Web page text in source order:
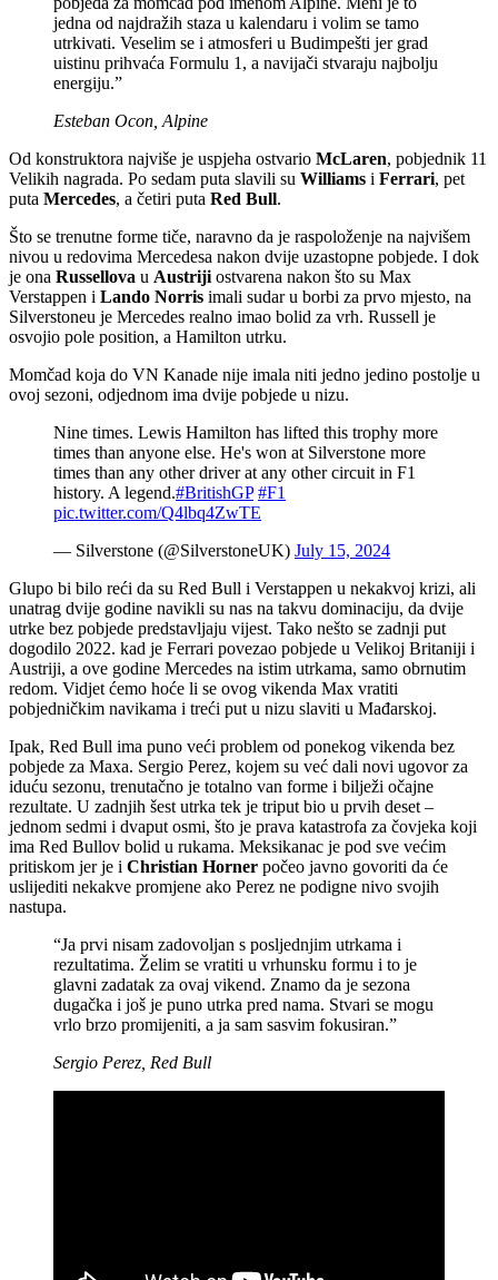
jedna od najdražih staza u kalendaru i volim se tamo
utrkivati. Veselim se i atmosferi u Budimpešti jer grad
uistinu prihvaća Formulu 1, a navijači stvaraju najbolju
energiju.”
Esteban Ocon, Alpine
Od konstruktora najviše je uspjeha ostvario McLaren, pobjednik 11
Velikih nagrada. Po sedam puta slavili su Williams i Ferrari, pet
puta Mercedes, a četiri puta Red Bull.
Što se trenutne forme tiče, naravno da je raspoloženje na najvišem
nivou u redovima Mercedesa nakon dvije uzastopne pobjede. I dok
je ona Russellova u Austriji ostvarena nakon što su Max
Verstappen i Lando Norris imali sudar u borbi za prvo mjesto, na
Silverstoneu je Mercedes realno imao bolid za vrh. Russell je
osvojio pole position, a Hamilton utrku.
Momčad koja do VN Kanade nije imala niti jedno jedino postolje u
ovoj sezoni, odjednom ima dvije pobjede u nizu.
Nine times. Lewis Hamilton has lifted this trophy more
times than anyone else. He's won at Silverstone more
times than any other driver at any other circuit in F1
history. A legend.#BritishGP #F1
pic.twitter.com/Q4lbq4ZwTE
— Silverstone (@SilverstoneUK) July 15, 2024
Glupo bi bilo reći da su Red Bull i Verstappen u nekakvoj krizi, ali
unatrag dvije godine navikli su nas na takvu dominaciju, da dvije
utrke bez pobjede predstavljaju vijest. Tako nešto se zadnji put
dogodilo 2022. kad je Ferrari povezao pobjede u Velikoj Britaniji i
Austriji, a ove godine Mercedes na istim utrkama, samo obrnutim
redom. Vidjet ćemo hoće li se ovog vikenda Max vratiti
pobjedničkim navikama i treći put u nizu slaviti u Mađarskoj.
Ipak, Red Bull ima puno veći problem od ponekog vikenda bez
pobjede za Maxa. Sergio Perez, kojem su već dali novi ugovor za
iduću sezonu, trenutačno je totalno van forme i bilježi očajne
rezultate. U zadnjih šest utrka tek je triput bio u prvih deset –
jednom sedmi i dvaput osmi, što je prava katastrofa za čovjeka koji
ima Red Bullov bolid u rukama. Meksikanac je pod sve većim
pritiskom jer je i Christian Horner počeo javno govoriti da će
uslijediti nekakve promjene ako Perez ne podigne nivo svojih
nastupa.
“Ja prvi nisam zadovoljan s posljednjim utrkama i
rezultatima. Želim se vratiti u vrhunsku formu i to je
glavni zadatak za ovaj vikend. Znamo da je sezona
dugačka i još je puno utrka pred nama. Stvari se mogu
vrlo brzo promijeniti, a ja sam sasvim fokusiran.”
Sergio Perez, Red Bull